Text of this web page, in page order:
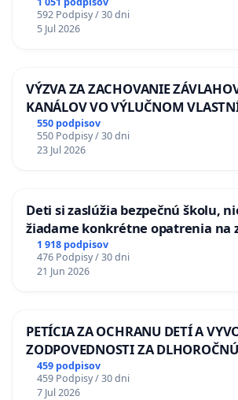
592 Podpisy / 30 dni
5 Jul 2026
VÝZVA ZA ZACHOVANIE
KANÁLOV VO VÝLUČNOM
KONTROLOU SLOVENSKEJ
na riešenie zanedbaného stavu
odvodňovacích kanálov na
550 podpisov
550 Podpisy / 30 dni
23 Jul 2026
Deti si zaslúžia bezpečnú školu,
žiadame konkrétne opatrenia na
situácie v školstve
1 918 podpisov
476 Podpisy / 30 dni
21 Jun 2026
PETÍCIA ZA OCHRANU DETÍ A
ZODPOVEDNOSTI ZA
A ZLYHANIE ŠTÁTU
459 podpisov
459 Podpisy / 30 dni
7 Jul 2026